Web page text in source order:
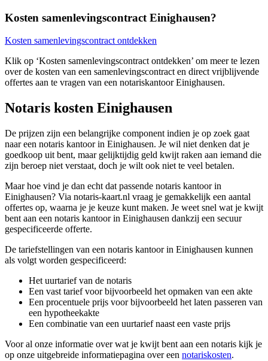
Kosten samenlevingscontract Einighausen?
Kosten samenlevingscontract ontdekken
Klik op ‘Kosten samenlevingscontract ontdekken’ om meer te lezen
over de kosten van een samenlevingscontract en direct vrijblijvende
offertes aan te vragen van een notariskantoor Einighausen.
Notaris kosten Einighausen
De prijzen zijn een belangrijke component indien je op zoek gaat
naar een notaris kantoor in Einighausen. Je wil niet denken dat je
goedkoop uit bent, maar gelijktijdig geld kwijt raken aan iemand die
zijn beroep niet verstaat, doch je wilt ook niet te veel betalen.
Maar hoe vind je dan echt dat passende notaris kantoor in
Einighausen? Via notaris-kaart.nl vraag je gemakkelijk een aantal
offertes op, waarna je je keuze kunt maken. Je weet snel wat je kwijt
bent aan een notaris kantoor in Einighausen dankzij een secuur
gespecificeerde offerte.
De tariefstellingen van een notaris kantoor in Einighausen kunnen
als volgt worden gespecificeerd:
Het uurtarief van de notaris
Een vast tarief voor bijvoorbeeld het opmaken van een akte
Een procentuele prijs voor bijvoorbeeld het laten passeren van
een hypotheekakte
Een combinatie van een uurtarief naast een vaste prijs
Voor al onze informatie over wat je kwijt bent aan een notaris kijk je
op onze uitgebreide informatiepagina over een notariskosten.